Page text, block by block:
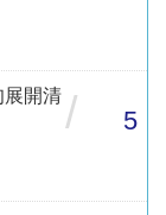
開清 / 5